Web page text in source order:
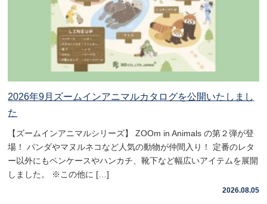
2026年9月ズームインアニマルカタログを公開いたしまし
た
【ズームインアニマルシリーズ】 ZOOm in Animals の第２弾が登
場！ パンダやマヌルネコなど人気の動物が仲間入り！ 定番のレタ
ー以外にもペンケースやハンカチ、靴下など幅広いアイテムを展開
しました。 ※この他に […]
2026.08.05